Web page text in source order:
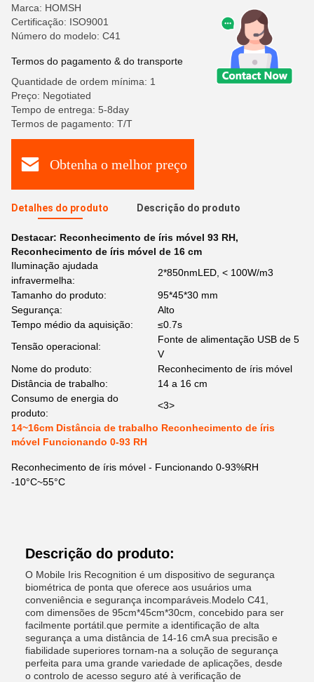
Marca: HOMSH
Certificação: ISO9001
Número do modelo: C41
Termos do pagamento & do transporte
Quantidade de ordem mínima: 1
Preço: Negotiated
Tempo de entrega: 5-8day
Termos de pagamento: T/T
Obtenha o melhor preço
Detalhes do produto Descrição do produto
Destacar: Reconhecimento de íris móvel 93 RH,
Reconhecimento de íris móvel de 16 cm
Iluminação ajudada
infravermelha:
2*850nmLED, < 100W/m3
Tamanho do produto:
95*45*30 mm
Segurança:
Alto
Tempo médio da aquisição:
≤0.7s
Tensão operacional:
Fonte de alimentação USB de 5
V
Nome do produto:
Reconhecimento de íris móvel
Distância de trabalho:
14 a 16 cm
Consumo de energia do
produto:
<3>
14~16cm Distância de trabalho Reconhecimento de íris
móvel Funcionando 0-93 RH
Reconhecimento de íris móvel - Funcionando 0-93%RH
-10°C~55°C
Descrição do produto:
O Mobile Iris Recognition é um dispositivo de segurança
biométrica de ponta que oferece aos usuários uma
conveniência e segurança incomparáveis.Modelo C41,
com dimensões de 95cm*45cm*30cm, concebido para ser
facilmente portátil.que permite a identificação de alta
segurança a uma distância de 14-16 cmA sua precisão e
fiabilidade superiores tornam-na a solução de segurança
perfeita para uma grande variedade de aplicações, desde
o controlo de acesso seguro até à verificação de